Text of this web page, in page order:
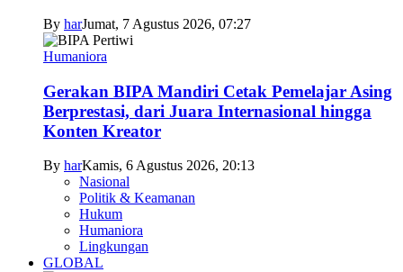
By harJumat, 7 Agustus 2026, 07:27
Humaniora
Gerakan BIPA Mandiri Cetak Pemelajar Asing
Berprestasi, dari Juara Internasional hingga
Konten Kreator
By harKamis, 6 Agustus 2026, 20:13
Nasional
Politik & Keamanan
Hukum
Humaniora
Lingkungan
GLOBAL